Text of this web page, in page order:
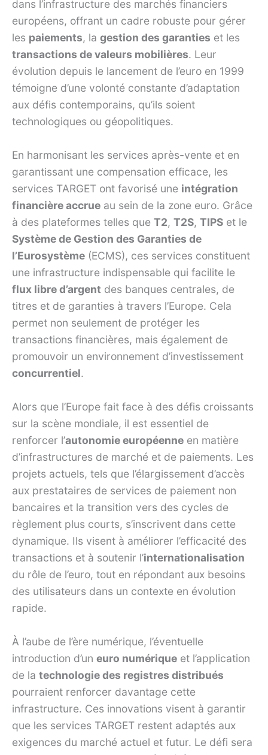
dans l’infrastructure des marchés financiers
européens, offrant un cadre robuste pour gérer
les paiements, la gestion des garanties et les
transactions de valeurs mobilières. Leur
évolution depuis le lancement de l’euro en 1999
témoigne d’une volonté constante d’adaptation
aux défis contemporains, qu’ils soient
technologiques ou géopolitiques.
En harmonisant les services après-vente et en
garantissant une compensation efficace, les
services TARGET ont favorisé une intégration
financière accrue au sein de la zone euro. Grâce
à des plateformes telles que T2, T2S, TIPS et le
Système de Gestion des Garanties de
l’Eurosystème (ECMS), ces services constituent
une infrastructure indispensable qui facilite le
flux libre d’argent des banques centrales, de
titres et de garanties à travers l’Europe. Cela
permet non seulement de protéger les
transactions financières, mais également de
promouvoir un environnement d’investissement
concurrentiel.
Alors que l’Europe fait face à des défis croissants
sur la scène mondiale, il est essentiel de
renforcer l’autonomie européenne en matière
d’infrastructures de marché et de paiements. Les
projets actuels, tels que l’élargissement d’accès
aux prestataires de services de paiement non
bancaires et la transition vers des cycles de
règlement plus courts, s’inscrivent dans cette
dynamique. Ils visent à améliorer l’efficacité des
transactions et à soutenir l’internationalisation
du rôle de l’euro, tout en répondant aux besoins
des utilisateurs dans un contexte en évolution
rapide.
À l’aube de l’ère numérique, l’éventuelle
introduction d’un euro numérique et l’application
de la technologie des registres distribués
pourraient renforcer davantage cette
infrastructure. Ces innovations visent à garantir
que les services TARGET restent adaptés aux
exigences du marché actuel et futur. Le défi sera